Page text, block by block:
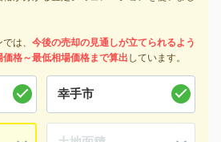
は、 今後の売却の見通しが立てられるよう
格～最低相場価格まで算出 しています。